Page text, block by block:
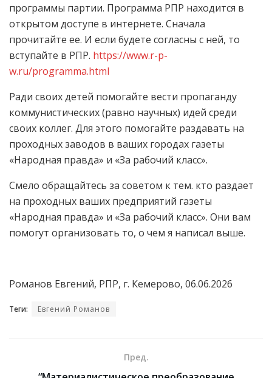
программы партии. Программа РПР находится в
открытом доступе в интернете. Сначала
прочитайте ее. И если будете согласны с ней, то
вступайте в РПР. https://www.r-p-
w.ru/programma.html
Ради своих детей помогайте вести пропаганду
коммунистических (равно научных) идей среди
своих коллег. Для этого помогайте раздавать на
проходных заводов в ваших городах газеты
«Народная правда» и «За рабочий класс».
Смело обращайтесь за советом к тем. кто раздает
на проходных ваших предприятий газеты
«Народная правда» и «За рабочий класс». Они вам
помогут организовать то, о чем я написал выше.
Романов Евгений, РПР, г. Кемерово, 06.06.2026
Теги: Евгений Романов
Пред.